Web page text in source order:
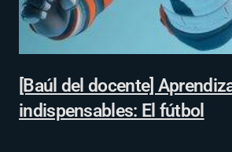
[Baúl del docente]
indispensables: El fútbol